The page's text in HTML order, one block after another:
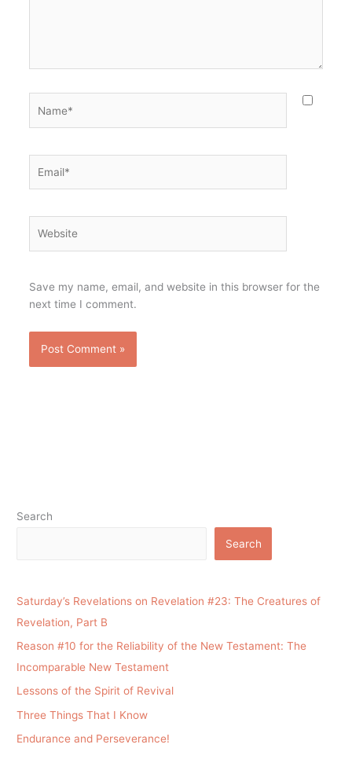
Save my name, email, and website in this browser for the
next time I comment.
Search
Search
Saturday’s Revelations on Revelation #23: The Creatures of
Revelation, Part B
Reason #10 for the Reliability of the New Testament: The
Incomparable New Testament
Lessons of the Spirit of Revival
Three Things That I Know
Endurance and Perseverance!